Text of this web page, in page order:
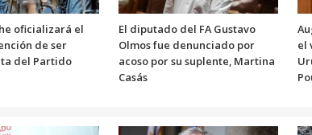
oficializará el
de ser
del Partido
El diputado del FA Gustavo
Olmos fue denunciado por
acoso por su suplente, Martina
Casás
el